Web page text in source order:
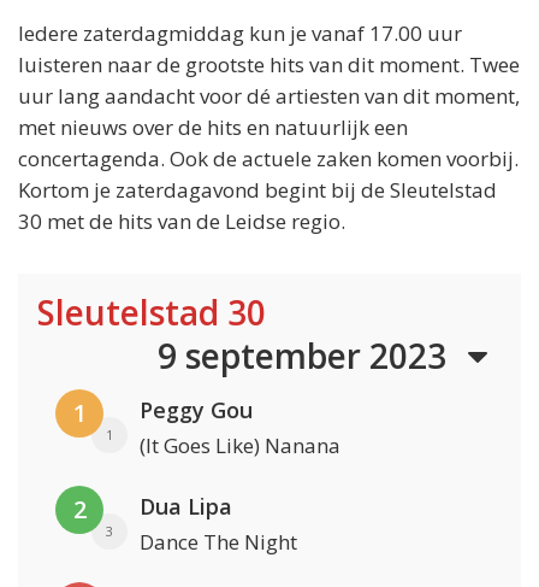
Iedere zaterdagmiddag kun je vanaf 17.00 uur
luisteren naar de grootste hits van dit moment. Twee
uur lang aandacht voor dé artiesten van dit moment,
met nieuws over de hits en natuurlijk een
concertagenda. Ook de actuele zaken komen voorbij.
Kortom je zaterdagavond begint bij de Sleutelstad
30 met de hits van de Leidse regio.
Sleutelstad 30
9 september 2023
1
1
Peggy Gou
(It Goes Like) Nanana
2
3
Dua Lipa
Dance The Night